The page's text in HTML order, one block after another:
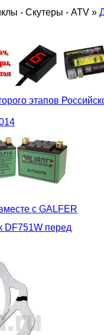
- Скутеры - ATV »
этапов
с GALFER
DF751W перед